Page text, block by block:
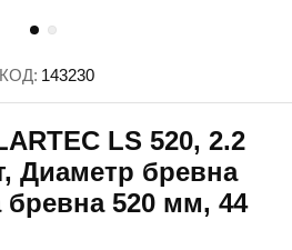
КОД: 143230
LS 520, 2.2
Диаметр бревна
520 мм, 44